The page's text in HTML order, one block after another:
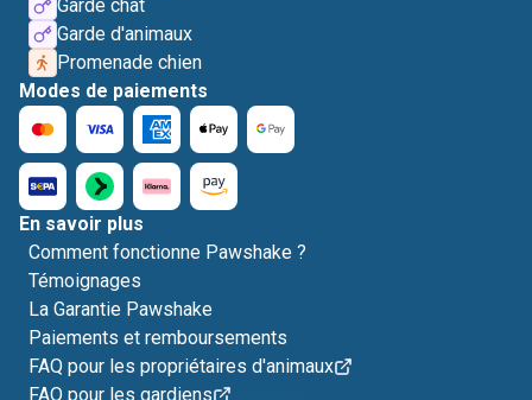
Garde chat
Garde d'animaux
Promenade chien
Modes de paiements
En savoir plus
Comment fonctionne Pawshake ?
Témoignages
La Garantie Pawshake
Paiements et remboursements
FAQ pour les propriétaires d'animaux
FAQ pour les gardiens